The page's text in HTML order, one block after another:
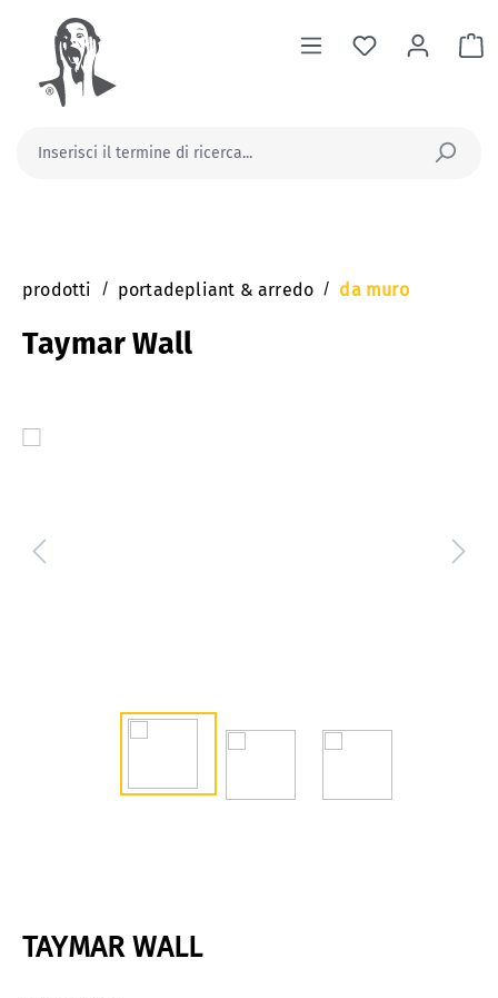
principale
Il
prodotti / portadepliant & arredo / da muro
Taymar Wall
TAYMAR WALL